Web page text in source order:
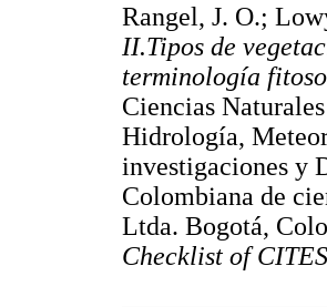
Rangel, J. O.;
II.Tipos de
terminología
Ciencias
Hidrología,
investigaciones y
Colombiana de
Ltda. Bogotá,
Checklist of